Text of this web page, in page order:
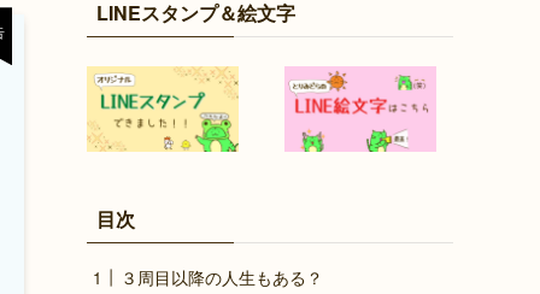
LINEスタンプ＆絵文字
目次
３周目以降の人生もある？